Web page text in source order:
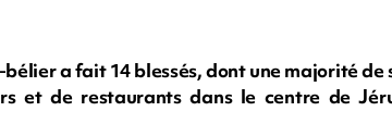
a fait 14 blessés, dont une majorité
et de restaurants dans le centre de